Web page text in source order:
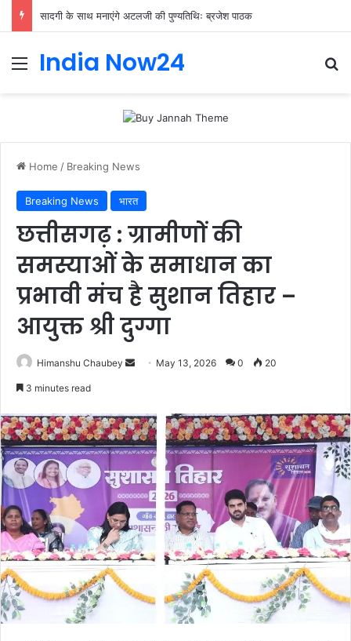
India Now24
Home / Breaking News
Breaking News भारत
छत्तीसगढ़ : ग्रामीणों की
समस्याओं के समाधान का
प्रभावी मंच है सुशान तिहार –
आयुक्त श्री दुग्गा
Himanshu Chaubey May 13, 2026 0 20
3 minutes read